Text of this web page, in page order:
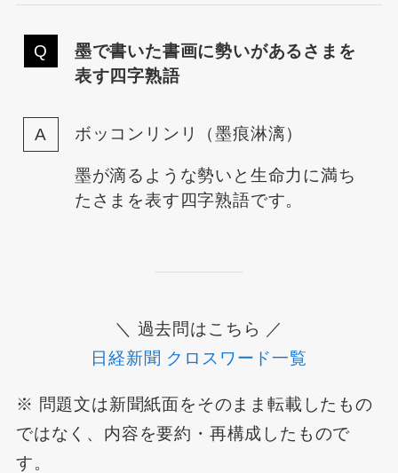
墨で書いた書画に勢いがあるさまを
表す四字熟語
ボッコンリンリ（墨痕淋漓）
墨が滴るような勢いと生命力に満ち
たさまを表す四字熟語です。
＼ 過去問はこちら ／
日経新聞 クロスワード一覧
※ 問題文は新聞紙面をそのまま転載したもの
ではなく、内容を要約・再構成したもので
す。